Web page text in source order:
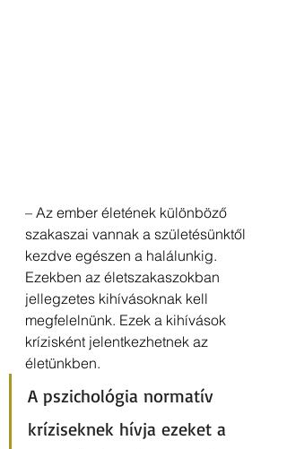
– Az ember életének különböző
szakaszai vannak a születésünktől
kezdve egészen a halálunkig.
Ezekben az életszakaszokban
jellegzetes kihívásoknak kell
megfelelnünk. Ezek a kihívások
krízisként jelentkezhetnek az
életünkben.
A pszichológia normatív
kríziseknek hívja ezeket a